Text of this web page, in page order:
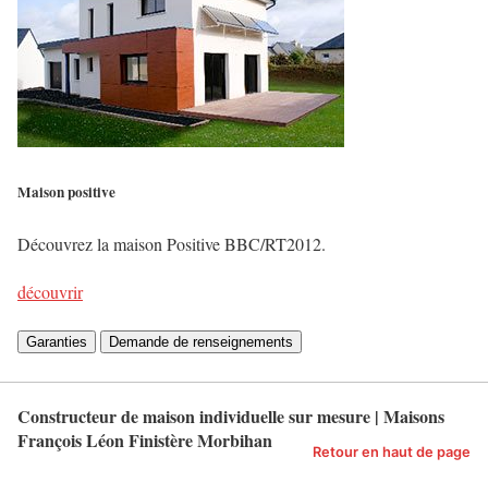
Maison positive
Découvrez la maison Positive BBC/RT2012.
découvrir
Garanties Demande de renseignements
Constructeur de maison individuelle sur mesure | Maisons
François Léon Finistère Morbihan
Retour en haut de page